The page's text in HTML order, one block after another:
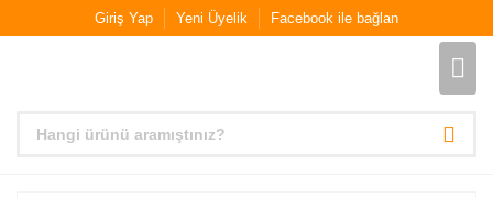
Giriş Yap Yeni Üyelik Facebook ile bağlan